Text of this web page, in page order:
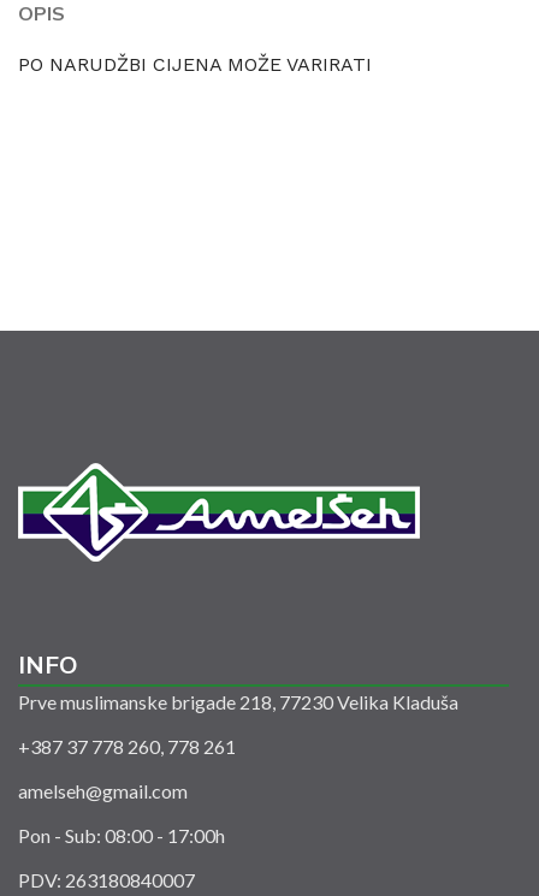
OPIS
PO NARUDŽBI CIJENA MOŽE VARIRATI
INFO
Prve muslimanske brigade 218, 77230 Velika Kladuša
+387 37 778 260, 778 261
amelseh@gmail.com
Pon - Sub: 08:00 - 17:00h
PDV: 263180840007